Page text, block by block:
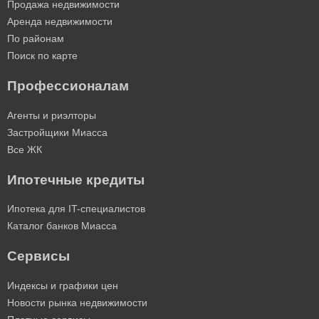
Продажа недвижимости
Аренда недвижимости
По районам
Поиск по карте
Профессионалам
Агенты и риэлторы
Застройщики Миасса
Все ЖК
Ипотечные кредиты
Ипотека для IT-специалистов
Каталог банков Миасса
Сервисы
Индексы и графики цен
Новости рынка недвижимости